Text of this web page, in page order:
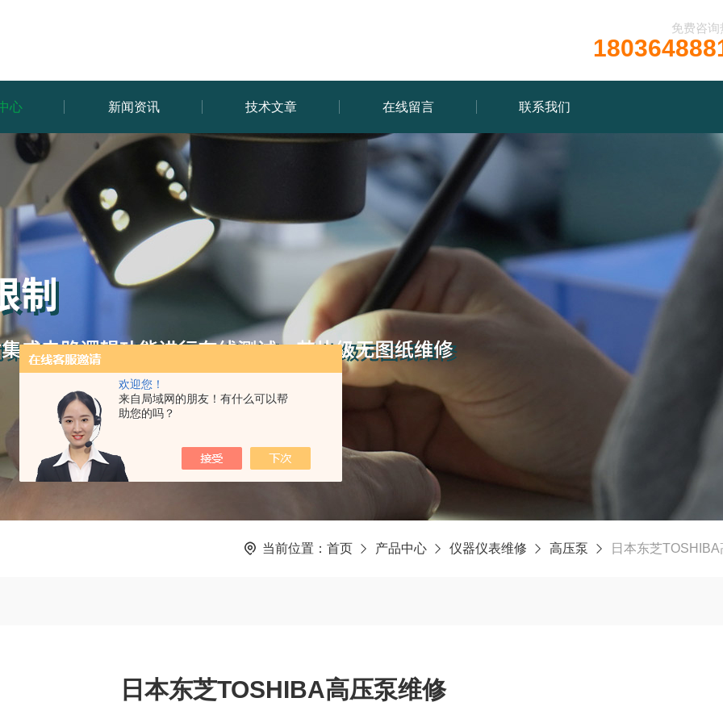
欢迎您！
来自局域网的朋友！有什么可以帮
助您的吗？
免费咨询
心 新闻资讯 技术文章 在线留言 联系我们
当前位置： 首页 产品中心 仪器仪表维修 高压泵 日本东芝
日本东芝TOSHIBA高压泵维修